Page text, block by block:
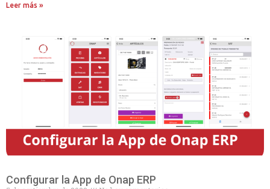
Leer más »
Configurar la App de Onap ERP